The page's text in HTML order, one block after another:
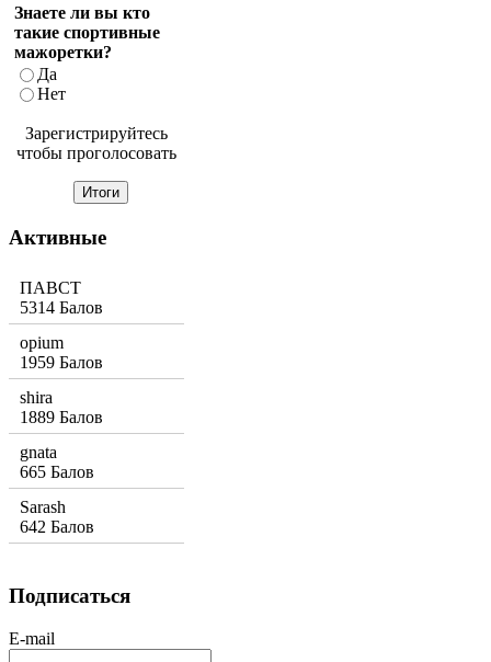
Знаете ли вы кто
такие спортивные
мажоретки?
Да
Нет
Зарегистрируйтесь
чтобы проголосовать
Активные
ПАВСТ
5314 Балов
opium
1959 Балов
shira
1889 Балов
gnata
665 Балов
Sarash
642 Балов
Подписаться
E-mail